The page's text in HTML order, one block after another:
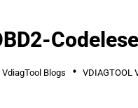
VdiagTool Blogs VDIAGTOOL